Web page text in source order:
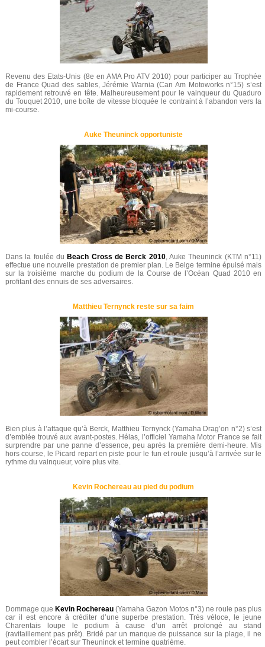
Revenu des Etats-Unis (8e en AMA Pro ATV 2010) pour participer au Trophée
de France Quad des sables, Jérémie Warnia (Can Am Motoworks n°15) s’est
rapidement retrouvé en tête. Malheureusement pour le vainqueur du Quaduro
du Touquet 2010, une boîte de vitesse bloquée le contraint à l’abandon vers la
mi-course.
Auke Theuninck opportuniste
Dans la foulée du Beach Cross de Berck 2010, Auke Theuninck (KTM n°11)
effectue une nouvelle prestation de premier plan. Le Belge termine épuisé mais
sur la troisième marche du podium de la Course de l’Océan Quad 2010 en
profitant des ennuis de ses adversaires.
Matthieu Ternynck reste sur sa faim
Bien plus à l’attaque qu’à Berck, Matthieu Ternynck (Yamaha Drag’on n°2) s’est
d’emblée trouvé aux avant-postes. Hélas, l’officiel Yamaha Motor France se fait
surprendre par une panne d’essence, peu après la première demi-heure. Mis
hors course, le Picard repart en piste pour le fun et roule jusqu’à l’arrivée sur le
rythme du vainqueur, voire plus vite.
Kevin Rochereau au pied du podium
Dommage que Kevin Rochereau (Yamaha Gazon Motos n°3) ne roule pas plus
car il est encore à créditer d’une superbe prestation. Très véloce, le jeune
Charentais loupe le podium à cause d’un arrêt prolongé au stand
(ravitaillement pas prêt). Bridé par un manque de puissance sur la plage, il ne
peut combler l’écart sur Theuninck et termine quatrième.